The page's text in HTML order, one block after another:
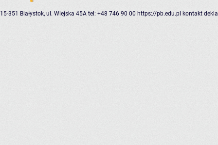
15-351 Białystok, ul. Wiejska 45A tel: +48 746 90 00 https://pb.edu.pl kontakt